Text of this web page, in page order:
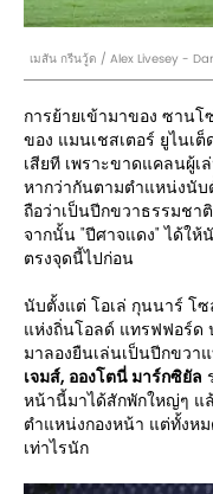
เมสัน กรีนวู้ด / Alex Livesey -
การย้ายเข้ามาของ ซานโ
ของ แมนเชสเตอร์ ยูไนเ
เสียที เพราะขาดแคลนผู้เ
หากว่ากันตามตำแหน่งนับ
ถือว่าเป็นปีกขวาธรรมชา
จากนั้น "ปีศาจแดง" ได้ใ
ตรงจุดนี้ไปก่อน
นับตั้งแต่ โอเล่ กุนนาร์ โ
แห่งถิ่นโอลด์ แทรฟฟอร์ด
มาลองยืนเล่นเป็นปีกขวา
เจมส์, อองโตนี่ มาร์กซิยัล
หน้านี้มาได้สักพักใหญ่ๆ แ
ตำแหน่งกองหน้า แต่ทั้งห
เท่าไรนัก